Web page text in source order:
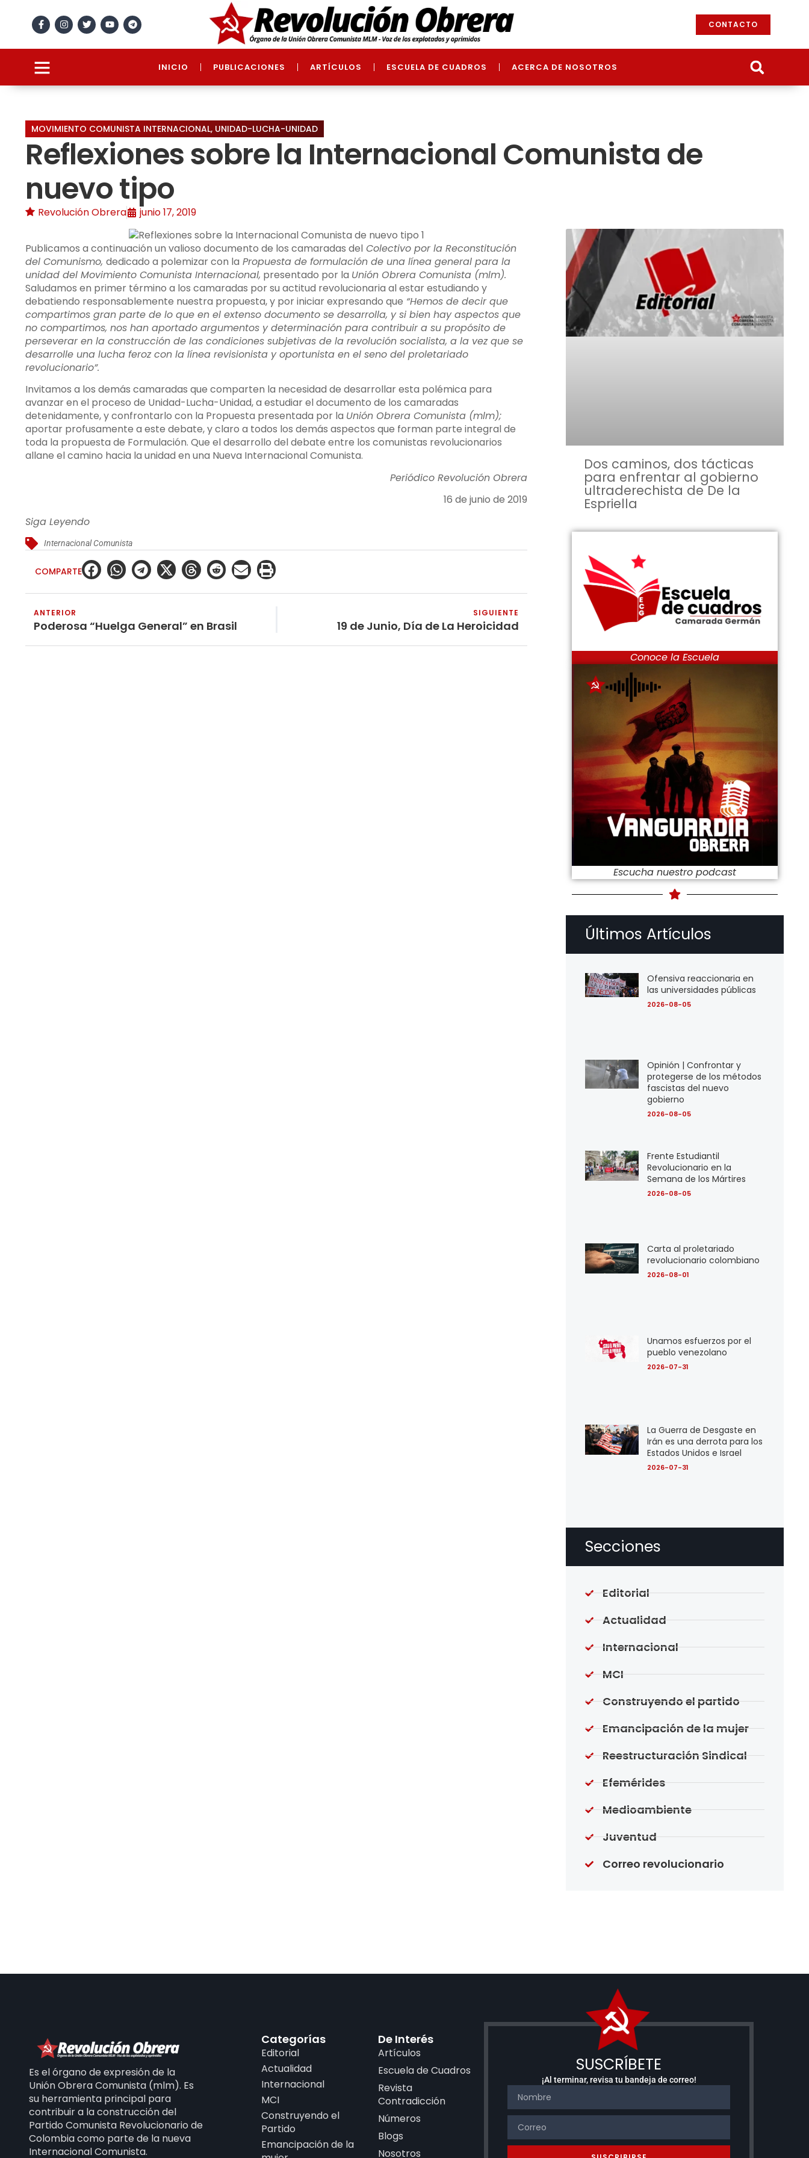
CONTACTO
INICIO PUBLICACIONES ARTÍCULOS ESCUELA DE CUADROS ACERCA DE NOSOTROS
MOVIMIENTO COMUNISTA INTERNACIONAL, UNIDAD-LUCHA-UNIDAD
Reflexiones sobre la Internacional Comunista de
nuevo tipo
Revolución Obrera junio 17, 2019
Publicamos a continuación un valioso documento de los camaradas del Colectivo por la Reconstitución
del Comunismo, dedicado a polemizar con la Propuesta de formulación de una línea general para la
unidad del Movimiento Comunista Internacional, presentado por la Unión Obrera Comunista (mlm).
Saludamos en primer término a los camaradas por su actitud revolucionaria al estar estudiando y
debatiendo responsablemente nuestra propuesta, y por iniciar expresando que “Hemos de decir que
compartimos gran parte de lo que en el extenso documento se desarrolla, y si bien hay aspectos que
no compartimos, nos han aportado argumentos y determinación para contribuir a su propósito de
perseverar en la construcción de las condiciones subjetivas de la revolución socialista, a la vez que se
desarrolle una lucha feroz con la línea revisionista y oportunista en el seno del proletariado
revolucionario”.
Invitamos a los demás camaradas que comparten la necesidad de desarrollar esta polémica para
avanzar en el proceso de Unidad-Lucha-Unidad, a estudiar el documento de los camaradas
detenidamente, y confrontarlo con la Propuesta presentada por la Unión Obrera Comunista (mlm);
aportar profusamente a este debate, y claro a todos los demás aspectos que forman parte integral de
toda la propuesta de Formulación. Que el desarrollo del debate entre los comunistas revolucionarios
allane el camino hacia la unidad en una Nueva Internacional Comunista.
Periódico Revolución Obrera
16 de junio de 2019
Siga Leyendo
Internacional Comunista
COMPARTE
ANTERIOR
Poderosa “Huelga General” en Brasil
SIGUIENTE
19 de Junio, Día de La Heroicidad
Dos caminos, dos tácticas
para enfrentar al gobierno
ultraderechista de De la
Espriella
Conoce la Escuela
Escucha nuestro podcast
Últimos Artículos
Ofensiva reaccionaria en
las universidades públicas
2026-08-05
Opinión | Confrontar y
protegerse de los métodos
fascistas del nuevo
gobierno
2026-08-05
Frente Estudiantil
Revolucionario en la
Semana de los Mártires
2026-08-05
Carta al proletariado
revolucionario colombiano
2026-08-01
Unamos esfuerzos por el
pueblo venezolano
2026-07-31
La Guerra de Desgaste en
Irán es una derrota para los
Estados Unidos e Israel
2026-07-31
Secciones
Editorial
Actualidad
Internacional
MCI
Construyendo el partido
Emancipación de la mujer
Reestructuración Sindical
Efemérides
Medioambiente
Juventud
Correo revolucionario
Es el órgano de expresión de la
Unión Obrera Comunista (mlm). Es
su herramienta principal para
contribuir a la construcción del
Partido Comunista Revolucionario de
Colombia como parte de la nueva
Internacional Comunista.
Categorías
Editorial
Actualidad
Internacional
MCI
Construyendo el
Partido
Emancipación de la
De Interés
Artículos
Escuela de Cuadros
Revista
Contradicción
Números
Blogs
Nosotros
SUSCRÍBETE
¡Al terminar, revisa tu bandeja de correo!